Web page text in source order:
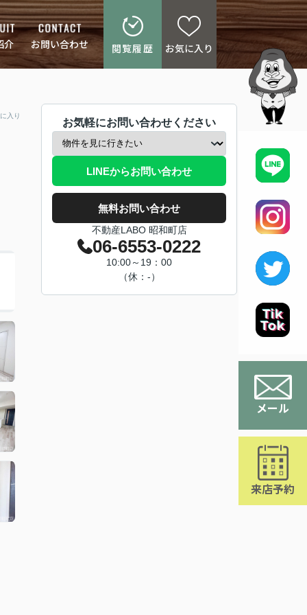
介 お問い合わせ 閲覧履歴 お気に入り
メール
来店予約
入り
お気軽にお問い合わせください
LINEからお問い合わせ
無料お問い合わせ
不動産LABO 昭和町店
06-6553-0222
10:00～19：00
（休：-）